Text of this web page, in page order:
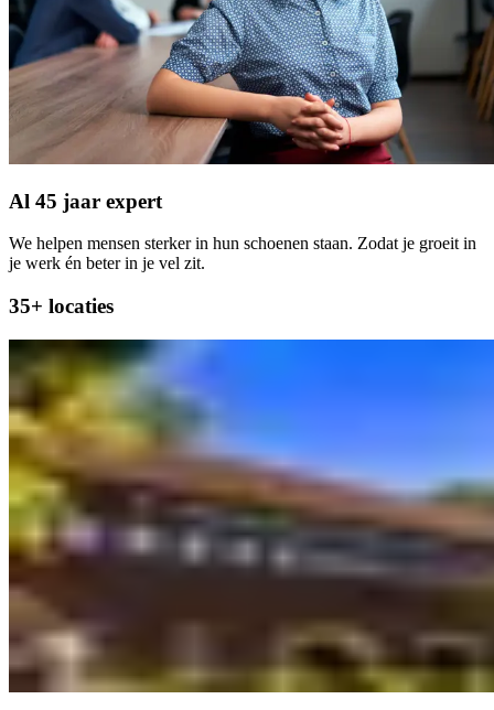
Al 45 jaar expert
We helpen mensen sterker in hun schoenen staan. Zodat je groeit in
je werk én beter in je vel zit.
35+ locaties